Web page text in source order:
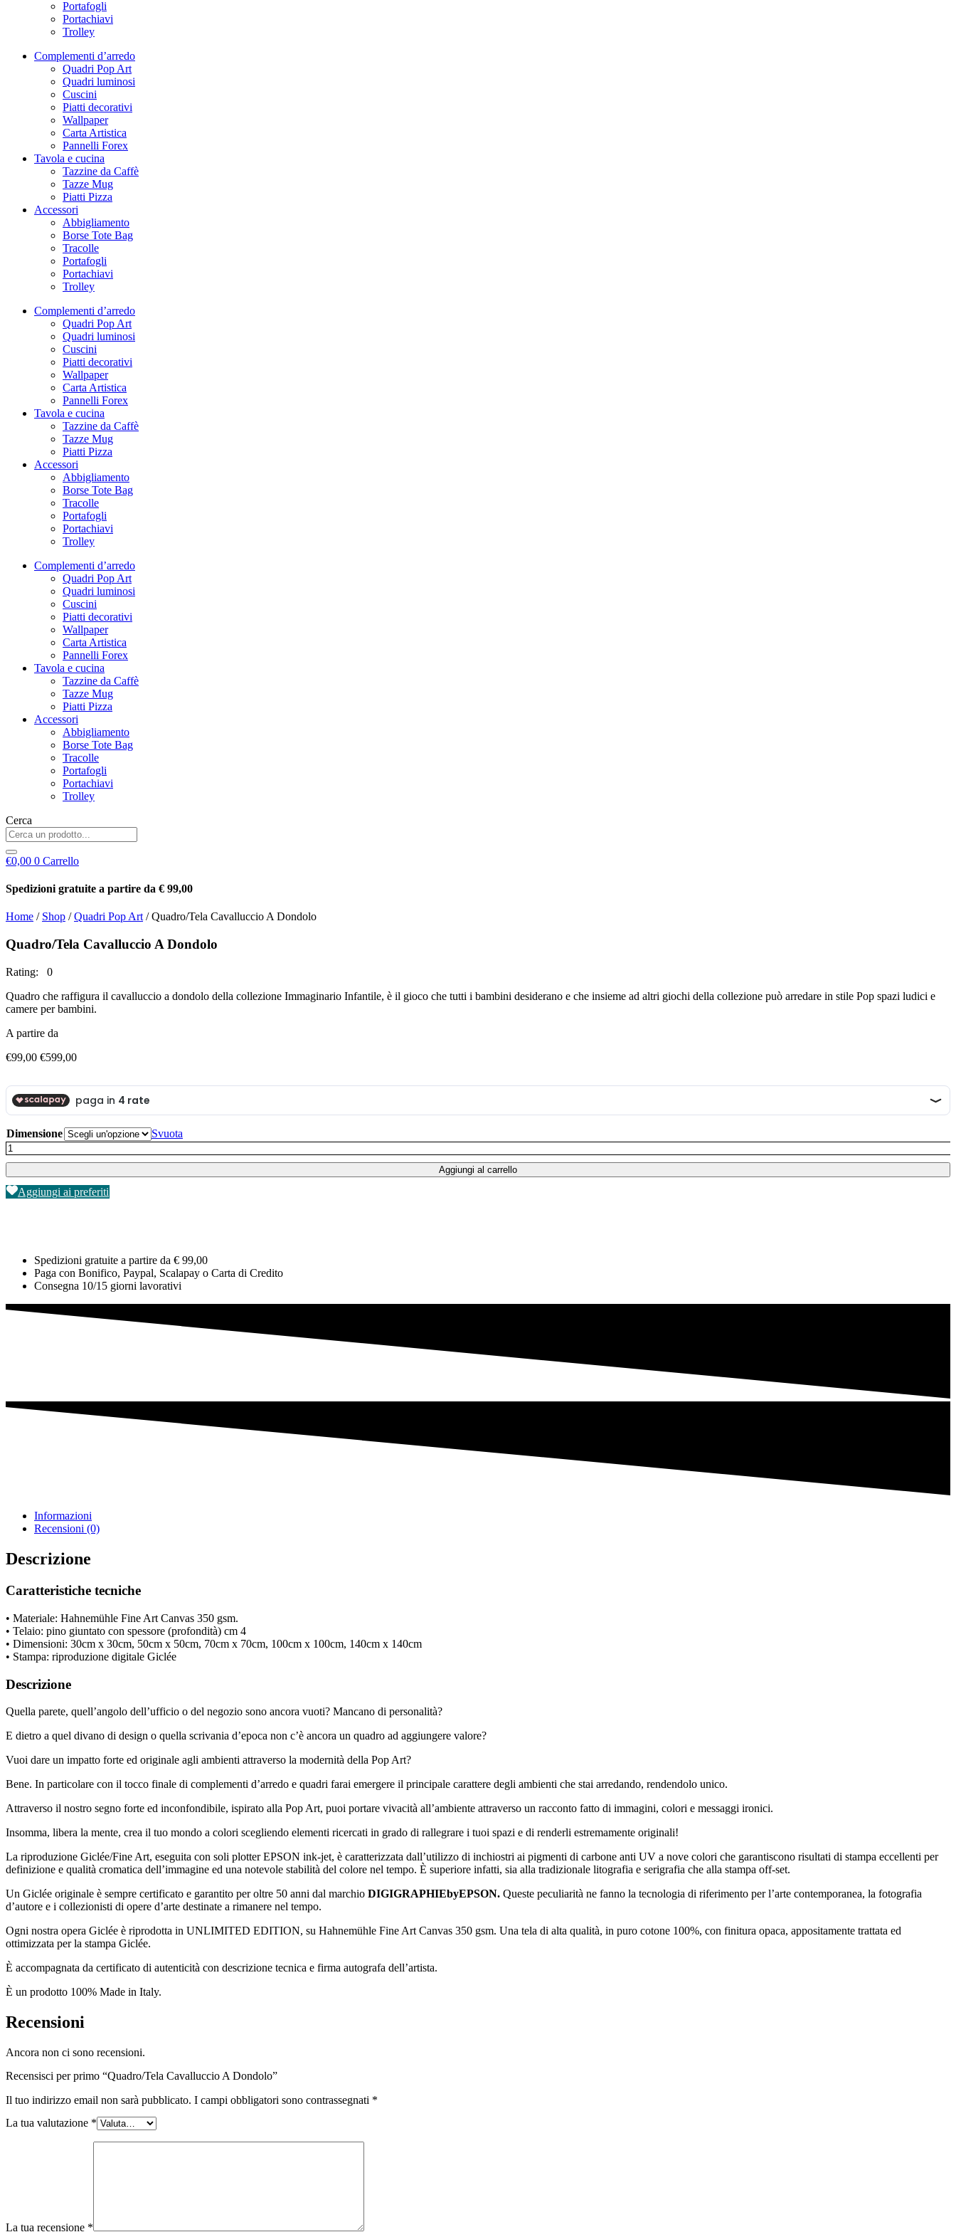
Portafogli
Portachiavi
Trolley
Complementi d’arredo
Quadri Pop Art
Quadri luminosi
Cuscini
Piatti decorativi
Wallpaper
Carta Artistica
Pannelli Forex
Tavola e cucina
Tazzine da Caffè
Tazze Mug
Piatti Pizza
Accessori
Abbigliamento
Borse Tote Bag
Tracolle
Portafogli
Portachiavi
Trolley
Complementi d’arredo
Quadri Pop Art
Quadri luminosi
Cuscini
Piatti decorativi
Wallpaper
Carta Artistica
Pannelli Forex
Tavola e cucina
Tazzine da Caffè
Tazze Mug
Piatti Pizza
Accessori
Abbigliamento
Borse Tote Bag
Tracolle
Portafogli
Portachiavi
Trolley
Complementi d’arredo
Quadri Pop Art
Quadri luminosi
Cuscini
Piatti decorativi
Wallpaper
Carta Artistica
Pannelli Forex
Tavola e cucina
Tazzine da Caffè
Tazze Mug
Piatti Pizza
Accessori
Abbigliamento
Borse Tote Bag
Tracolle
Portafogli
Portachiavi
Trolley
Cerca
€0,00 0 Carrello
Spedizioni gratuite a partire da € 99,00
Home / Shop /Quadri Pop Art / Quadro/Tela Cavalluccio A Dondolo
Quadro/Tela Cavalluccio A Dondolo
Rating: 0
Quadro che raffigura il cavalluccio a dondolo della collezione Immaginario Infantile, è il gioco che tutti i bambini desiderano e che insieme ad altri giochi della collezione può arredare in stile Pop spazi ludici e
camere per bambini.
A partire da
€99,00 €599,00Fascia
€99,00
€599,00
Dimensione
Svuota
Quadro/Tela
Cavalluccio
A
Dondolo
quantità
Aggiungi al carrello
Aggiungi ai preferiti
Spedizioni gratuite a partire da € 99,00
Paga con Bonifico, Paypal, Scalapay o Carta di Credito
Consegna 10/15 giorni lavorativi
Informazioni
Recensioni (0)
Descrizione
Caratteristiche tecniche
• Materiale: Hahnemühle Fine Art Canvas 350 gsm.
• Telaio: pino giuntato con spessore (profondità) cm 4
• Dimensioni: 30cm x 30cm, 50cm x 50cm, 70cm x 70cm, 100cm x 100cm, 140cm x 140cm
• Stampa: riproduzione digitale Giclée
Descrizione
Quella parete, quell’angolo dell’ufficio o del negozio sono ancora vuoti? Mancano di personalità?
E dietro a quel divano di design o quella scrivania d’epoca non c’è ancora un quadro ad aggiungere valore?
Vuoi dare un impatto forte ed originale agli ambienti attraverso la modernità della Pop Art?
Bene. In particolare con il tocco finale di complementi d’arredo e quadri farai emergere il principale carattere degli ambienti che stai arredando, rendendolo unico.
Attraverso il nostro segno forte ed inconfondibile, ispirato alla Pop Art, puoi portare vivacità all’ambiente attraverso un racconto fatto di immagini, colori e messaggi ironici.
Insomma, libera la mente, crea il tuo mondo a colori scegliendo elementi ricercati in grado di rallegrare i tuoi spazi e di renderli estremamente originali!
La riproduzione Giclée/Fine Art, eseguita con soli plotter EPSON ink-jet, è caratterizzata dall’utilizzo di inchiostri ai pigmenti di carbone anti UV a nove colori che garantiscono risultati di stampa eccellenti per
definizione e qualità cromatica dell’immagine ed una notevole stabilità del colore nel tempo. È superiore infatti, sia alla tradizionale litografia e serigrafia che alla stampa off-set.
Un Giclée originale è sempre certificato e garantito per oltre 50 anni dal marchio DIGIGRAPHIEbyEPSON. Queste peculiarità ne fanno la tecnologia di riferimento per l’arte contemporanea, la fotografia
d’autore e i collezionisti di opere d’arte destinate a rimanere nel tempo.
Ogni nostra opera Giclée è riprodotta in UNLIMITED EDITION, su Hahnemühle Fine Art Canvas 350 gsm. Una tela di alta qualità, in puro cotone 100%, con finitura opaca, appositamente trattata ed
ottimizzata per la stampa Giclée.
È accompagnata da certificato di autenticità con descrizione tecnica e firma autografa dell’artista.
È un prodotto 100% Made in Italy.
Recensioni
Ancora non ci sono recensioni.
Recensisci per primo “Quadro/Tela Cavalluccio A Dondolo”
Il tuo indirizzo email non sarà pubblicato. I campi obbligatori sono contrassegnati *
La tua valutazione *
La tua recensione *